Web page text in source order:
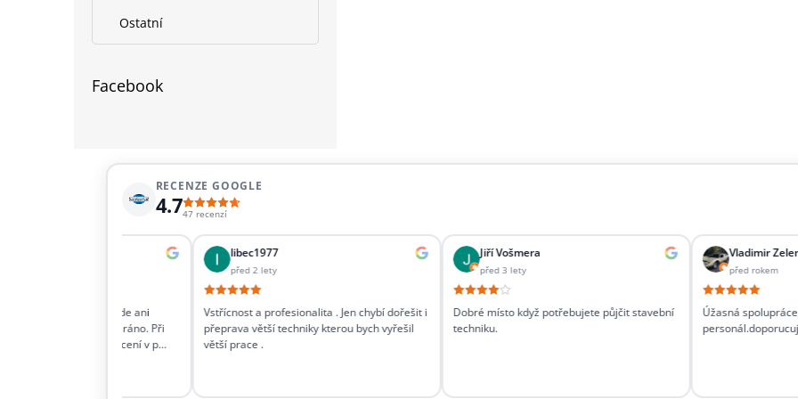
Ostatní
Facebook
RECENZE GOOGLE
4.747 recenzí
půjčit v sobotu ráno. Při
zavíračku a vrácení v p…
libec1977
před 2 lety
Vstřícnost a profesionalita . Jen chybí dořešit i
přeprava větší techniky kterou bych vyřešil
větší prace .
Jiří Vošmera
před 3 lety
Dobré místo když potřebujete půjčit stavební
techniku.
Vladimir Zelenka
před rokem
Úžasná spolupráce,
personál.doporucuji